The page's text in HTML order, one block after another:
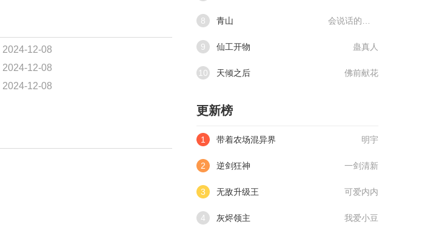
2024-12-08
2024-12-08
2024-12-08
8 青山
9 仙工开物 蛊真人
10 天倾之后 佛前献花
更新榜
1 带着农场混异界 明宇
2 逆剑狂神 一剑清新
3 无敌升级王 可爱内内
4 灰烬领主 我爱小豆